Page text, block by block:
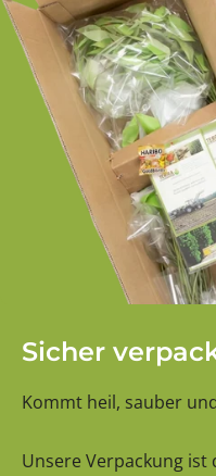
Sicher
Kommt heil, sauber
Unsere Verpackung ist